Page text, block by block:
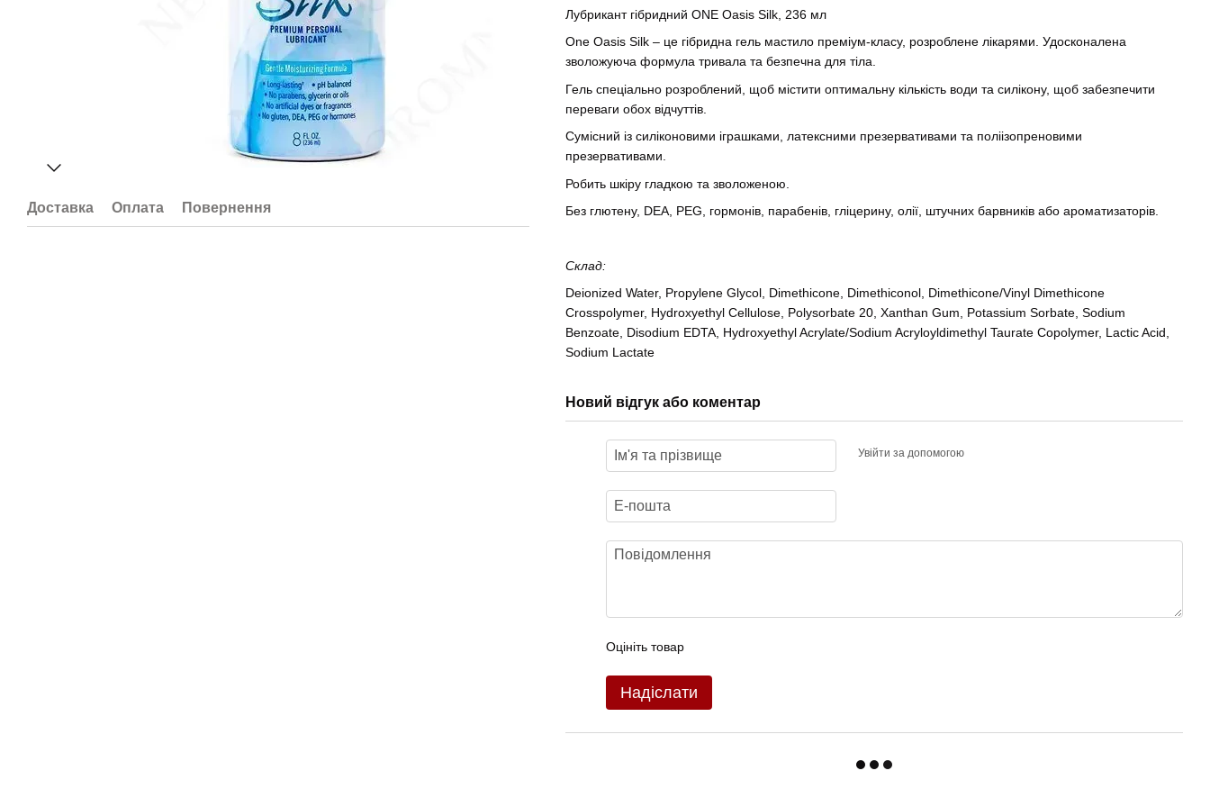
Доставка Оплата Повернення
Лубрикант гібридний ONE Oasis Silk, 236 мл
One Oasis Silk – це гібридна гель мастило преміум-класу, розроблене лікарями. Удосконалена
зволожуюча формула тривала та безпечна для тіла.
Гель спеціально розроблений, щоб містити оптимальну кількість води та силікону, щоб забезпечити
переваги обох відчуттів.
Сумісний із силіконовими іграшками, латексними презервативами та поліізопреновими
презервативами.
Робить шкіру гладкою та зволоженою.
Без глютену, DEA, PEG, гормонів, парабенів, гліцерину, олії, штучних барвників або ароматизаторів.
Склад:
Deionized Water, Propylene Glycol, Dimethicone, Dimethiconol, Dimethicone/Vinyl Dimethicone
Crosspolymer, Hydroxyethyl Cellulose, Polysorbate 20, Xanthan Gum, Potassium Sorbate, Sodium
Benzoate, Disodium EDTA, Hydroxyethyl Acrylate/Sodium Acryloyldimethyl Taurate Copolymer, Lactic Acid,
Sodium Lactate
Новий відгук або коментар
Увійти за допомогою
Оцініть товар
Надіслати